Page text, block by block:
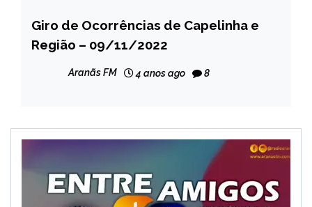
CAPELINHA
NOTÍCIAS
Giro de Ocorrências de Capelinha e
Região – 09/11/2022
Aranãs FM 4 anos ago 8